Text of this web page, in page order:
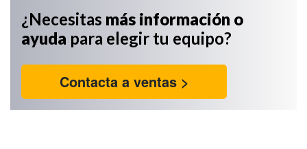
¿Necesitas más información o
ayuda para elegir tu equipo?
Contacta a ventas >